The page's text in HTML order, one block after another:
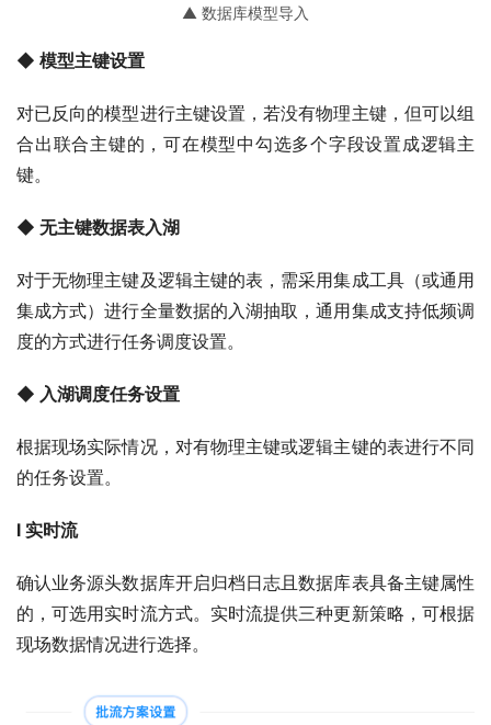
▲ 数据库模型导入
◆ 模型主键设置
对已反向的模型进行主键设置，若没有物理主键，但可以组
合出联合主键的，可在模型中勾选多个字段设置成逻辑主
键。
◆ 无主键数据表入湖
对于无物理主键及逻辑主键的表，需采用集成工具（或通用
集成方式）进行全量数据的入湖抽取，通用集成支持低频调
度的方式进行任务调度设置。
◆ 入湖调度任务设置
根据现场实际情况，对有物理主键或逻辑主键的表进行不同
的任务设置。
l 实时流
确认业务源头数据库开启归档日志且数据库表具备主键属性
的，可选用实时流方式。实时流提供三种更新策略，可根据
现场数据情况进行选择。